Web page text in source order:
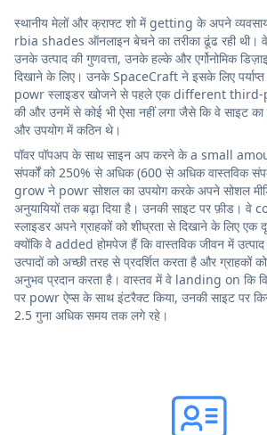
स्थानीय मेलों और क्राफ्ट शो में getting के अपने
rbia shades ऑनलाइन बेचने का तरीका ढूंढ रही
उनके उत्पाद की गुणवत्ता, उनके हल्के और एर्गोनोमिक
दिखाने के लिए। उनके SpaceCraft ने इसके लिए पर्याप्त
powr स्लाइडर खोजने से पहले एक different third-
की और उनमें से कोई भी ऐसा नहीं लगा जैसे कि वे साइट का
और उपयोग में कठिन थे।
पॉवर पॉपअप के साथ साइन अप करने के a small
संपर्कों को 250% से अधिक (600 से अधिक वास्तविक
grow ने powr सोशल का उपयोग करके अपने सोशल
अनुयायियों तक बढ़ा दिया है। उनकी साइट पर फ़ीड।
स्लाइडर अपने ग्राहकों को शीघ्रता से दिखाने के लिए
क्योंकि वे added होमपेज हैं कि वास्तविक जीवन में
उत्पादों को अच्छी तरह से प्रदर्शित करता है और ग्राहकों
अनुभव प्रदान करता है। वास्तव में वे landing on कि
पर powr ऐप्स के साथ इंटरैक्ट किया, उनकी साइट पर
2.5 गुना अधिक समय तक लगे रहे।